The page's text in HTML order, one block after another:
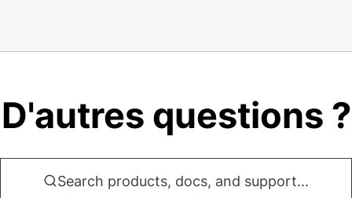
D'autres questions ?
Search products, docs, and support...